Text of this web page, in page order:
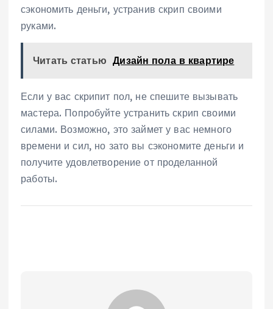
сэкономить деньги, устранив скрип своими
руками.
Читать статью Дизайн пола в квартире
Если у вас скрипит пол, не спешите вызывать
мастера. Попробуйте устранить скрип своими
силами. Возможно, это займет у вас немного
времени и сил, но зато вы сэкономите деньги и
получите удовлетворение от проделанной
работы.